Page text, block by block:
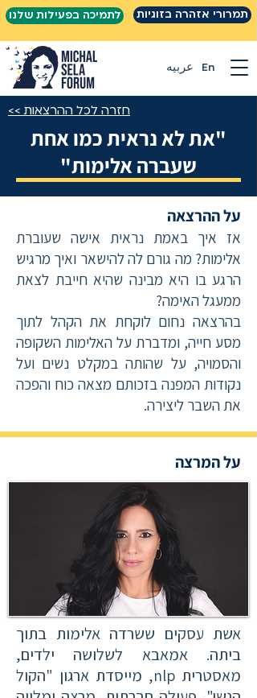
תמרורי אזהרה בזוגיות לתמיכה בפעילות שלנו
عربيه En
חזרה לכל ההרצאות >>
"את לא נראית כמו אחת
שעברה אלימות"
על ההרצאה
אז איך באמת נראית אישה שעוברת
אלימות? מה גורם לה להישאר ואיך מרגיש
הרגע בו היא מבינה שהיא חייבת לצאת
ממעגל האימה?
בהרצאה נחום לוקחת את הקהל לתוך
מסע חייה, ומדברת על האלימות השקופה
והסמויה, על שהותה במקלט נשים ועל
נקודות המפנה בזכותם מצאה כוח והפכה
את השבר ליצירה.
על המרצה
אשת עסקים ששרדה אלימות בתוך
ביתה. אמאבא לשלושה ילדים,
מאסטרית nlp, מייסדת ארגון "הקול